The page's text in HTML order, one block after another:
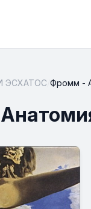
ЭСХАТОС Фромм -